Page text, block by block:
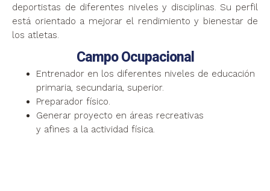
deportistas de diferentes niveles y disciplinas. Su perfil
está orientado a mejorar el rendimiento y bienestar de
los atletas.
Campo Ocupacional
Entrenador en los diferentes niveles de educación
primaria, secundaria, superior.
Preparador físico.
Generar proyecto en áreas recreativas
y afines a la actividad física.